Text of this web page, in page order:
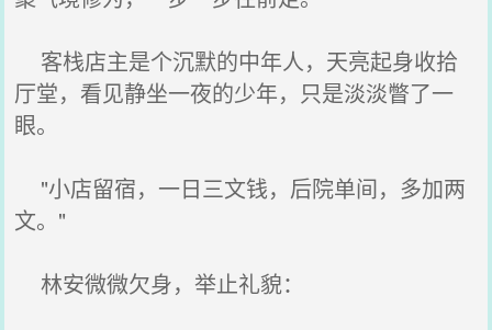
客栈店主是个沉默的中年人，天亮起身收拾
厅堂，看见静坐一夜的少年，只是淡淡瞥了一
眼。
"小店留宿，一日三文钱，后院单间，多加两
文。"
林安微微欠身，举止礼貌：